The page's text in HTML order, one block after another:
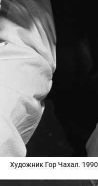
Художник Гор Чахал. 1990